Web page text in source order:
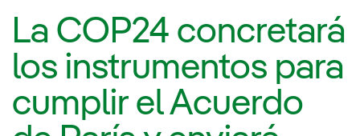
La COP24 concretará
los instrumentos para
cumplir el Acuerdo